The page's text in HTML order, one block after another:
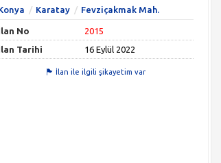
Karatay Fevziçakmak Mah.
No
2015
Tarihi
16 Eylül 2022
İlan ile ilgili şikayetim var